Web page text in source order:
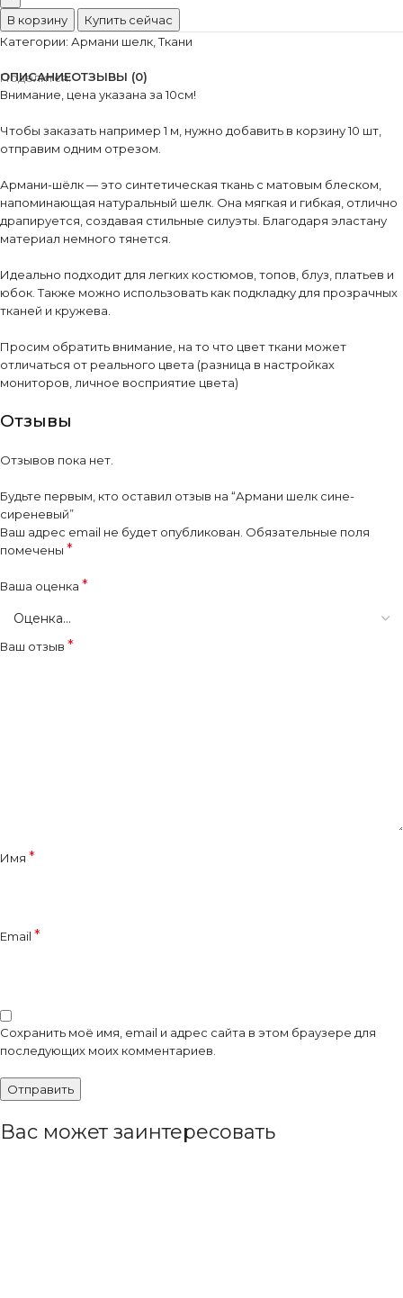
шелк
сине-
сиреневый
В корзину
Купить сейчас
Категории: Армани шелк Ткани
Поделится:
ОПИСАНИЕОТЗЫВЫ (0)
Внимание, цена указана за 10см!
Чтобы заказать например 1 м, нужно добавить в корзину 10 шт,
отправим одним отрезом.
Армани-шёлк — это синтетическая ткань с матовым блеском,
напоминающая натуральный шелк. Она мягкая и гибкая, отлично
драпируется, создавая стильные силуэты. Благодаря эластану
материал немного тянется.
Идеально подходит для легких костюмов, топов, блуз, платьев и
юбок. Также можно использовать как подкладку для прозрачных
тканей и кружева.
Просим обратить внимание, на то что цвет ткани может
отличаться от реального цвета (разница в настройках
мониторов, личное восприятие цвета)
Отзывы
Отзывов пока нет.
Будьте первым, кто оставил отзыв на “Армани шелк сине-
сиреневый”
Ваш адрес email не будет опубликован. Обязательные поля
помечены *
Ваша оценка *
Ваш отзыв *
Имя *
Email *
Сохранить моё имя, email и адрес сайта в этом браузере для
последующих моих комментариев.
Вас может заинтересовать